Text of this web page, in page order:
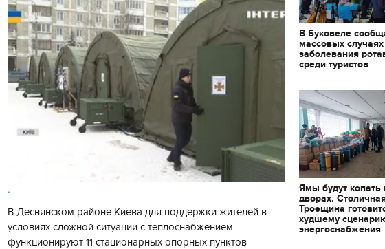
.
В Деснянском районе Киева для поддержки жителей в
условиях сложной ситуации с теплоснабжением
функционируют 11 стационарных опорных пунктов
В Буковеле
массовых случаях
заболевания
среди туристов
Ямы будут копать
дворах.
Троещина
худшему
энергоснабжения